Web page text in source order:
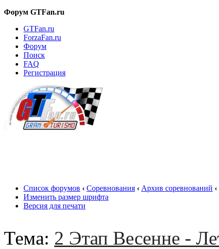
Форум GTFan.ru
GTFan.ru
ForzaFan.ru
Форум
Поиск
FAQ
Регистрация
Список форумов ‹ Соревнования ‹ Архив соревнований ‹
Изменить размер шрифта
Версия для печати
Тема: 2 Этап Весенне -